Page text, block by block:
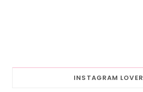
INSTAGRAM LOVER